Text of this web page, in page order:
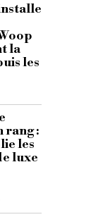
la
les
rang :
les
luxe